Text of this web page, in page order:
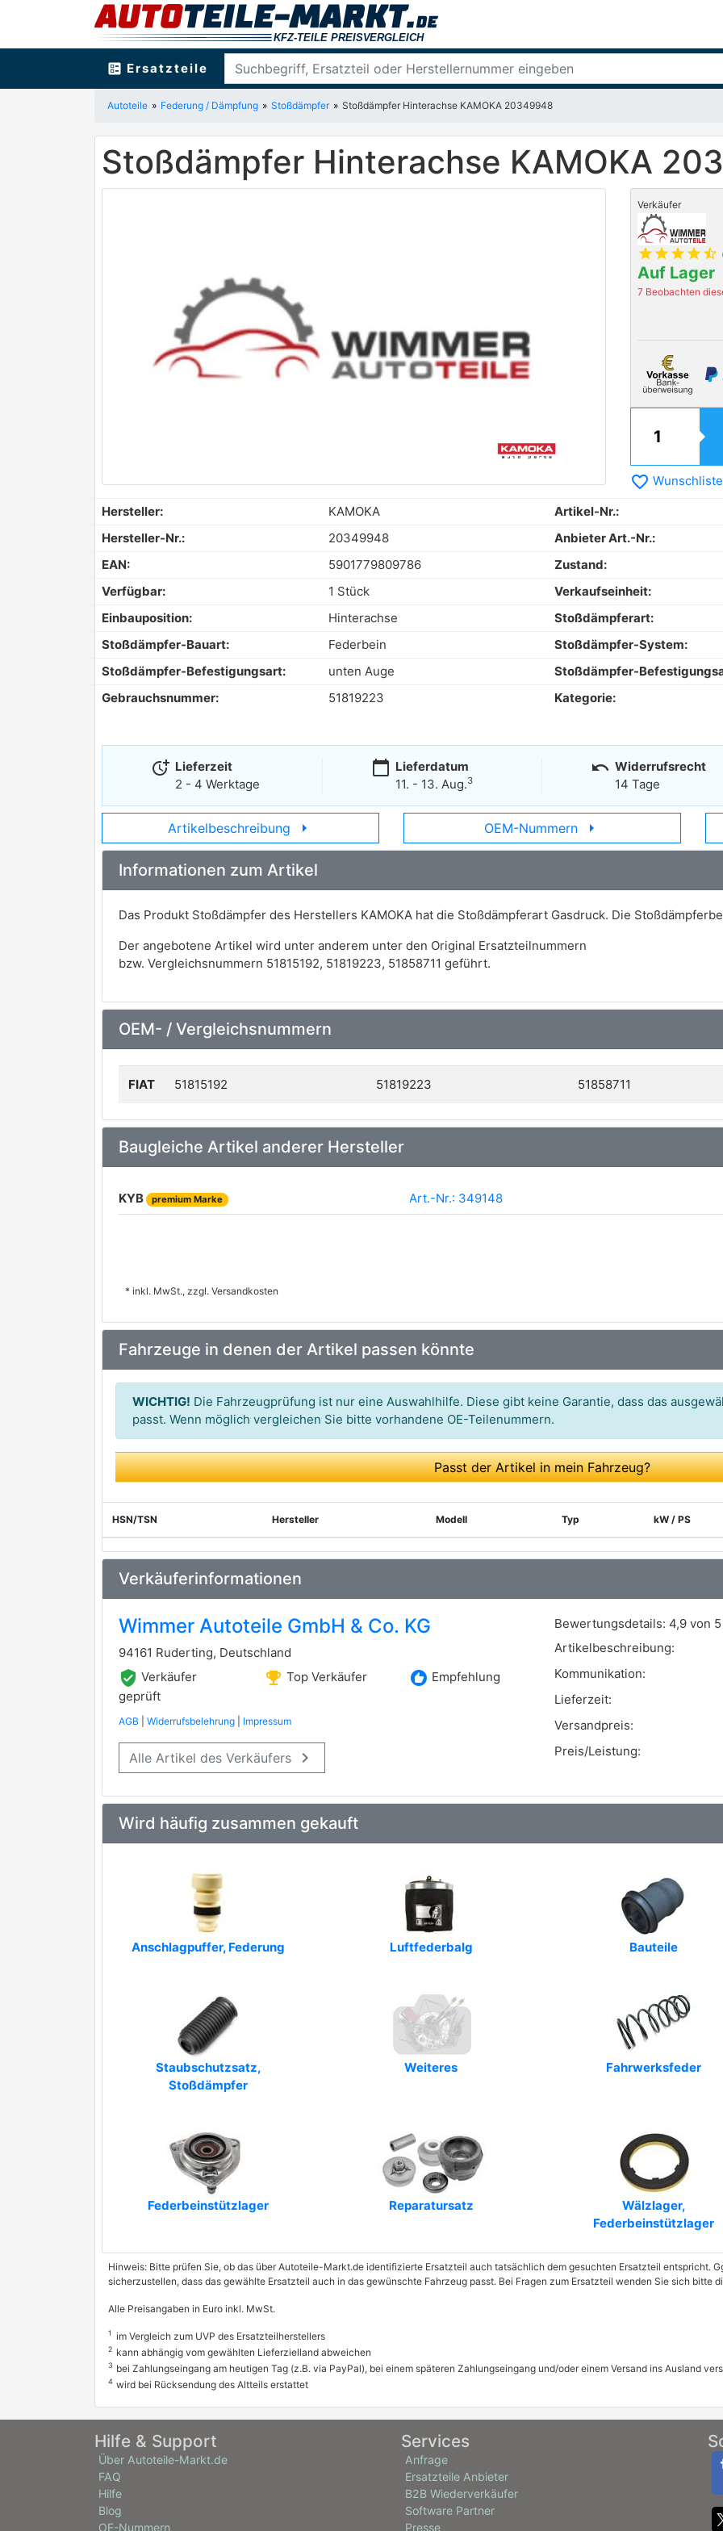
ballot Ersatzteile
Autoteile Federung / Dämpfung Stoßdämpfer Stoßdämpfer Hinterachse KAMOKA 20349948
Stoßdämpfer Hinterachse KAMOKA
Verkäufer
star star star star star_half
Auf Lager
7 Beobachten
favorite_border Wunschliste
Hersteller:
KAMOKA Artikel-Nr.:
Hersteller-Nr.:
20349948 Anbieter Art.-Nr.:
EAN:
5901779809786 Zustand:
Verfügbar:
1 Stück Verkaufseinheit:
Einbauposition:
Hinterachse Stoßdämpferart:
Stoßdämpfer-Bauart:
Federbein Stoßdämpfer-System:
Stoßdämpfer-Befestigungsart:
unten Auge Stoßdämpfer-
Gebrauchsnummer:
51819223 Kategorie:
more_time Lieferzeit
2 - 4 Werktage
calendar_today Lieferdatum
11. - 13. Aug.3
undo Widerrufsrecht
14 Tage
Artikelbeschreibung arrow_right OEM-Nummern arrow_right
Informationen zum Artikel
Das Produkt Stoßdämpfer des Herstellers KAMOKA hat die Stoßdämpferart Gasdruck. Die
Der angebotene Artikel wird unter anderem unter den Original Ersatzteilnummern
bzw. Vergleichsnummern 51815192, 51819223, 51858711 geführt.
OEM- / Vergleichsnummern
FIAT 51815192 51819223 51858711
Baugleiche Artikel anderer Hersteller
KYB premium Marke Art.-Nr.: 349148
* inkl. MwSt., zzgl. Versandkosten
Fahrzeuge in denen der Artikel passen könnte
WICHTIG! Die Fahrzeugprüfung ist nur eine Auswahlhilfe. Diese gibt keine Garantie, dass das
passt. Wenn möglich vergleichen Sie bitte vorhandene OE-Teilenummern.
Passt der Artikel in mein Fahrzeug?
HSN/TSN Hersteller Modell Typ kW / PS
Verkäuferinformationen
Wimmer Autoteile GmbH & Co. KG
94161 Ruderting, Deutschland
verified_user Verkäufer
geprüft
emoji_events Top Verkäufer recommend Empfehlung
AGB Widerrufsbelehrung Impressum
Alle Artikel des Verkäufers keyboard_arrow_right
Bewertungsdetails: 4,9 von 5
Artikelbeschreibung:
Kommunikation:
Lieferzeit:
Versandpreis:
Preis/Leistung:
Wird häufig zusammen gekauft
Anschlagpuffer, Federung Luftfederbalg Bauteile
Staubschutzsatz,
Stoßdämpfer
Weiteres Fahrwerksfeder
Federbeinstützlager Reparatursatz
Wälzlager,
Federbeinstützlager
Hinweis: Bitte prüfen Sie, ob das über Autoteile-Markt.de identifizierte Ersatzteil auch tatsächlich dem gesuchten Ersatzteil entspricht.
sicherzustellen, dass das gewählte Ersatzteil auch in das gewünschte Fahrzeug passt. Bei Fragen zum Ersatzteil wenden Sie sich bitte
Alle Preisangaben in Euro inkl. MwSt.
1 im Vergleich zum UVP des Ersatzteilherstellers
2 kann abhängig vom gewählten Lieferzielland abweichen
3 bei Zahlungseingang am heutigen Tag (z.B. via PayPal), bei einem späteren Zahlungseingang und/oder einem Versand ins Ausland
4 wird bei Rücksendung des Altteils erstattet
Hilfe & Support
Über Autoteile-Markt.de
FAQ
Hilfe
Blog
OE-Nummern
Services
Anfrage
Ersatzteile Anbieter
B2B Wiederverkäufer
Software Partner
Presse